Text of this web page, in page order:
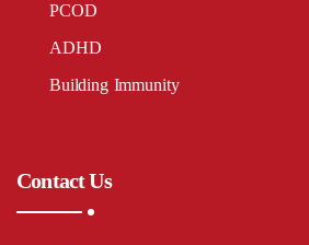
PCOD
ADHD
Building Immunity
Contact Us